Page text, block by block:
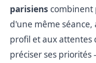
parisiens combinent
d'une même
profil et aux attentes
préciser ses